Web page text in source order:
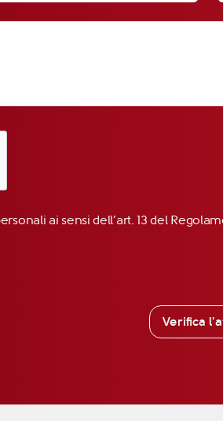
ai sensi dell’art. 13 del
Verifica